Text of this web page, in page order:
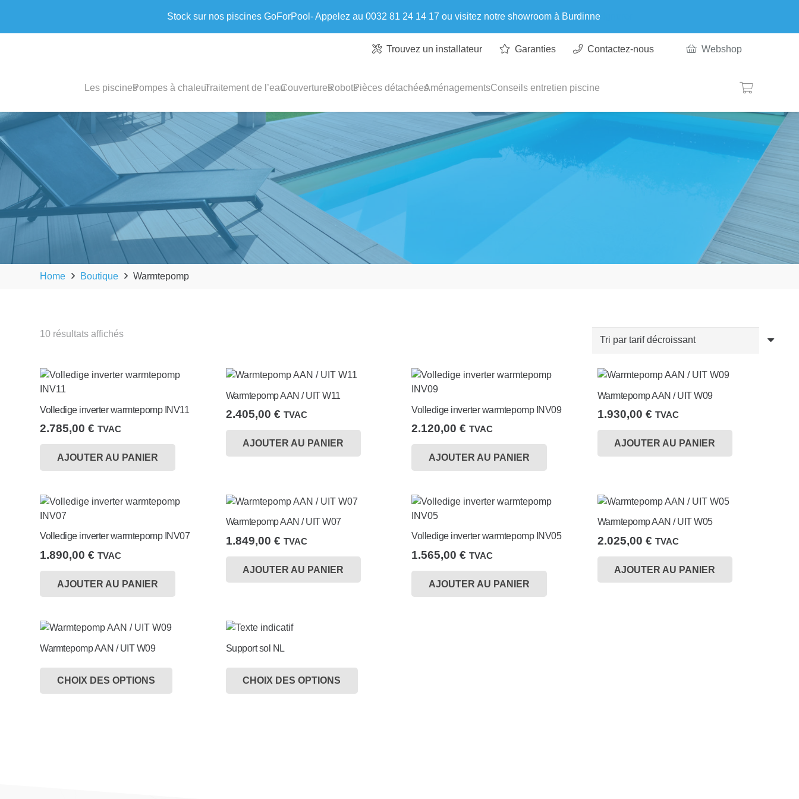
Stock sur nos piscines GoForPool- Appelez au 0032 81 24 14 17 ou visitez notre showroom à Burdinne
Trouvez un installateur Garanties Contactez-nous Webshop
Les piscinesPompes à chaleurTraitement de l’eauCouverturesRobotsPièces détachéesAménagementsConseils entretien piscine
Home Boutique Warmtepomp
10 résultats affichésTrié
décroissant
Volledige inverter warmtepomp INV11
2.785,00 € TVAC
AJOUTER AU PANIER
Warmtepomp AAN / UIT W11
2.405,00 € TVAC
AJOUTER AU PANIER
Volledige inverter warmtepomp INV09
2.120,00 € TVAC
AJOUTER AU PANIER
Warmtepomp AAN / UIT W09
1.930,00 € TVAC
AJOUTER AU PANIER
Volledige inverter warmtepomp INV07
1.890,00 € TVAC
AJOUTER AU PANIER
Warmtepomp AAN / UIT W07
1.849,00 € TVAC
AJOUTER AU PANIER
Volledige inverter warmtepomp INV05
1.565,00 € TVAC
AJOUTER AU PANIER
Warmtepomp AAN / UIT W05
2.025,00 € TVAC
AJOUTER AU PANIER
Warmtepomp AAN / UIT W09
CHOIX DES OPTIONS
Support sol NL
CHOIX DES OPTIONS